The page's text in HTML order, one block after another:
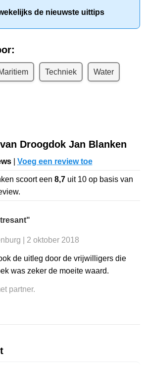
de nieuwste uittips
Techniek Water
Droogdok Jan Blanken
| Voeg een review toe
scoort een 8,7 uit 10 op basis van
| 2 oktober 2018
de uitleg door de vrijwilligers die
was zeker de moeite waard.
partner.